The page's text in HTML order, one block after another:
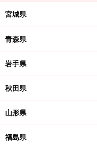
宮城県
青森県
岩手県
秋田県
山形県
福島県